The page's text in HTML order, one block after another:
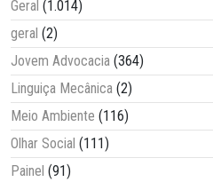
Geral (1.014)
geral (2)
Jovem Advocacia (364)
Linguiça Mecânica (2)
Meio Ambiente (116)
Olhar Social (111)
Painel (91)